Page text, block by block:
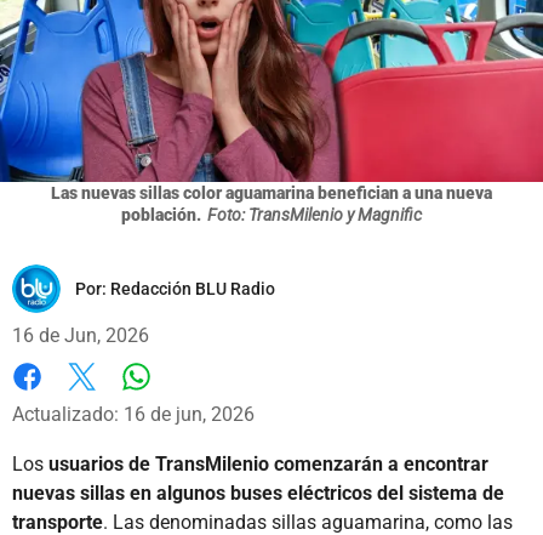
Las nuevas sillas color aguamarina benefician a una nueva
población. Foto: TransMilenio y Magnific
Por: Redacción BLU Radio
16 de Jun, 2026
Facebook
X
Actualizado: 16 de jun, 2026
Los usuarios de TransMilenio comenzarán a encontrar
nuevas sillas en algunos buses eléctricos del sistema de
transporte. Las denominadas sillas aguamarina, como las